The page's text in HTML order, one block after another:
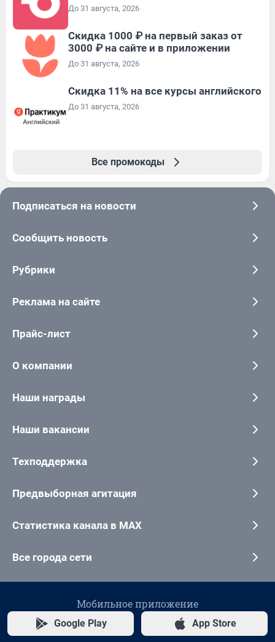
До 31 августа, 2026
Скидка 1000 ₽ на первый заказ от
3000 ₽ на сайте и в приложении
До 31 августа, 2026
Скидка 11% на все курсы английского
До 31 августа, 2026
Все промокоды
Подписаться на новости
Сообщить новость
Рубрики
Реклама на сайте
Прайс-лист
О компании
Наши награды
Наши вакансии
Техподдержка
Предвыборная агитация
Статистика канала в MAX
Все города сети
Мобильное приложение
Google Play App Store